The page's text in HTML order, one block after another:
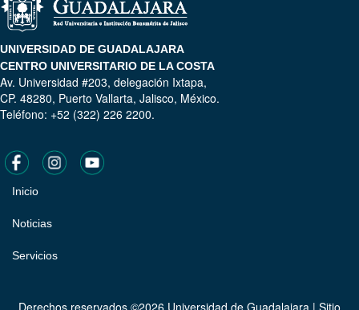
UNIVERSIDAD DE GUADALAJARA
CENTRO UNIVERSITARIO DE LA COSTA
Av. Universidad #203, delegación Ixtapa,
CP. 48280, Puerto Vallarta, Jalisco, México.
Teléfono: +52 (322) 226 2200.
Pie
de
página
Inicio
Noticias
Servicios
Derechos reservados ©2026 Universidad de Guadalajara | Sitio